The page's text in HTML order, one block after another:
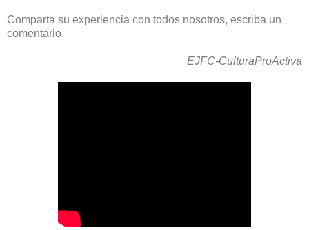
Comparta su experiencia con todos nosotros, escriba un
comentario.
EJFC-CulturaProActiva